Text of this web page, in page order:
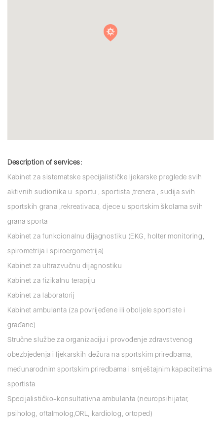
Description of services:
Kabinet za sistematske specijalističke ljekarske preglede svih
aktivnih sudionika u sportu , sportista ,trenera , sudija svih
sportskih grana ,rekreativaca, djece u sportskim školama svih
grana sporta
Kabinet za funkcionalnu dijagnostiku (EKG, holter monitoring,
spirometrija i spiroergometrija)
Kabinet za ultrazvučnu dijagnostiku
Kabinet za fizikalnu terapiju
Kabinet za laboratorij
Kabinet ambulanta (za povrijeđene ili oboljele sportiste i
građane)
Stručne službe za organizaciju i provođenje zdravstvenog
obezbjeđenja i ljekarskih dežura na sportskim priredbama,
međunarodnim sportskim priredbama i smještajnim kapacitetima
sportista
Specijalističko-konsultativna ambulanta (neuropsihijatar,
psiholog, oftalmolog,ORL, kardiolog, ortoped)